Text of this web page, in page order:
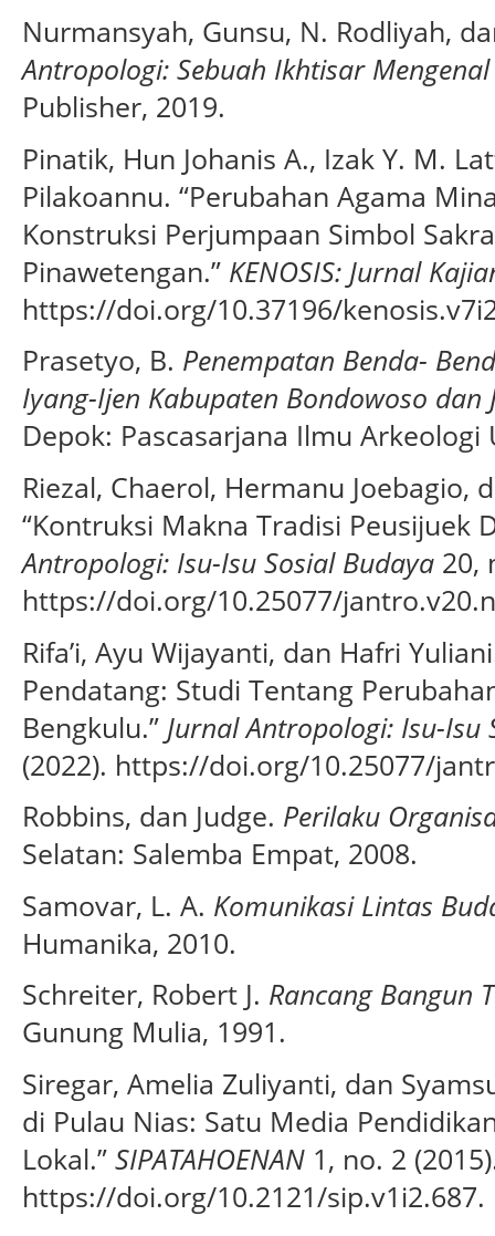
Nurmansyah, Gunsu, N. Rodliyah,
Antropologi: Sebuah Ikhtisar
Publisher, 2019.
Pinatik, Hun Johanis A., Izak Y. M.
Pilakoannu. “Perubahan Agama
Konstruksi Perjumpaan Simbol
Pinawetengan.” KENOSIS: Jurnal
https://doi.org/10.37196/
Prasetyo, B. Penempatan Benda-
Iyang-Ijen Kabupaten Bondowoso dan
Depok: Pascasarjana Ilmu Arkeologi
Riezal, Chaerol, Hermanu Joebagio,
“Kontruksi Makna Tradisi Peusijuek
Antropologi: Isu-Isu Sosial Budaya 20,
https://doi.org/10.25077/
Rifa’i, Ayu Wijayanti, dan Hafri
Pendatang: Studi Tentang
Bengkulu.” Jurnal Antropologi: Isu-Isu
(2022). https://doi.org/10.25077/
Robbins, dan Judge. Perilaku
Selatan: Salemba Empat, 2008.
Samovar, L. A. Komunikasi Lintas
Humanika, 2010.
Schreiter, Robert J. Rancang Bangun
Gunung Mulia, 1991.
Siregar, Amelia Zuliyanti, dan
di Pulau Nias: Satu Media
Lokal.” SIPATAHOENAN 1, no. 2
https://doi.org/10.2121/sip.v1i2.687.